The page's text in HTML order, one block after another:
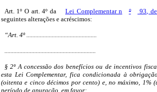
Art. 1º O art. 4º da Lei Complementar n º 93,
seguintes alterações e acréscimos:
“Art. 4º ...............................................
.............................................................
§ 2º A concessão dos benefícios ou de incentivos
esta Lei Complementar, fica condicionada à
(oitenta e cinco décimos por cento) e, no máximo, 1%
período de apuração, em favor: